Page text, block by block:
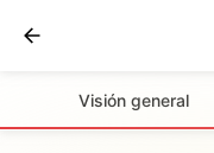
Visión general